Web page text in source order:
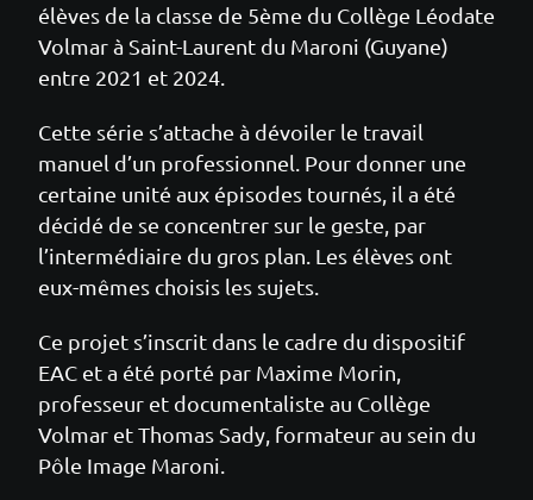
élèves de la classe de 5ème du Collège Léodate
Volmar à Saint-Laurent du Maroni (Guyane)
entre 2021 et 2024.
Cette série s’attache à dévoiler le travail
manuel d’un professionnel. Pour donner une
certaine unité aux épisodes tournés, il a été
décidé de se concentrer sur le geste, par
l’intermédiaire du gros plan. Les élèves ont
eux-mêmes choisis les sujets.
Ce projet s’inscrit dans le cadre du dispositif
EAC et a été porté par Maxime Morin,
professeur et documentaliste au Collège
Volmar et Thomas Sady, formateur au sein du
Pôle Image Maroni.